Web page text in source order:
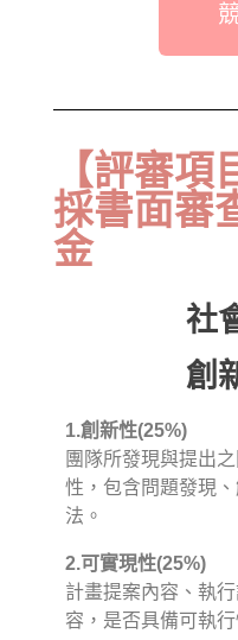
【評審
採書面審
金
社
創
1.創新性(25%)
團隊所發現與提出
性，包含問題發現
法。
2.可實現性(25%)
計畫提案內容、執
容，是否具備可執行